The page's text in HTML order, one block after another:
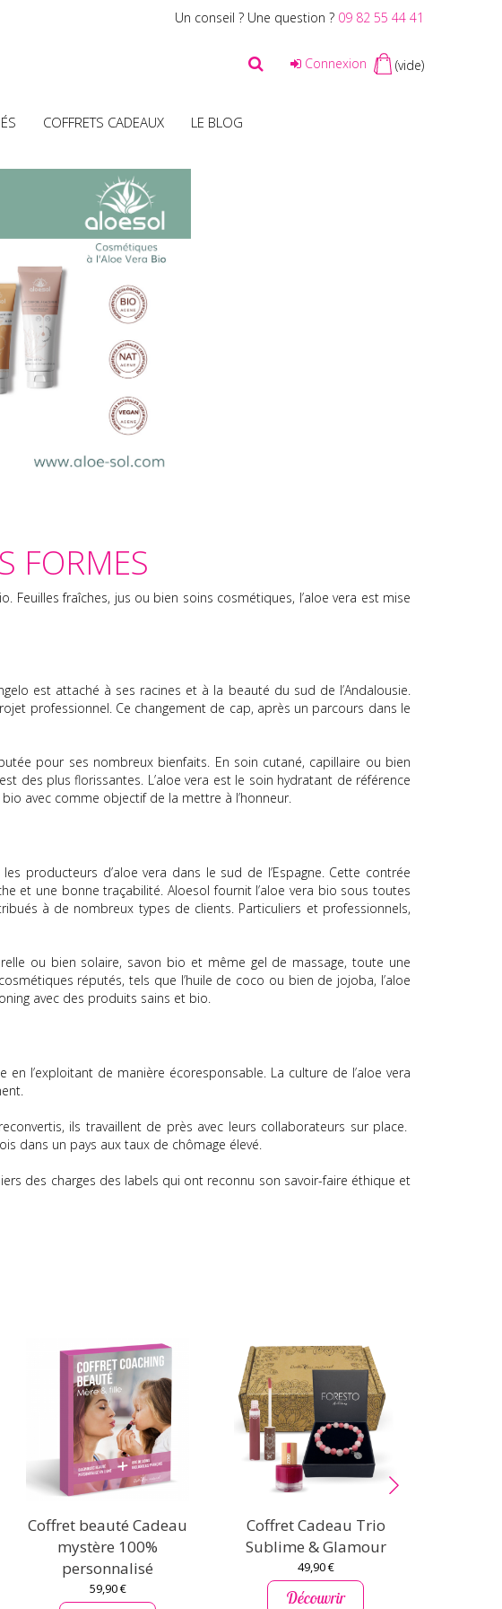
Un conseil ? Une question ? 09 82 55 44 41
Connexion (vide)
COFFRETS CADEAUX LE BLOG
FORMES
fraîches, jus ou bien soins cosmétiques, l’aloe vera est mise
est attaché à ses racines et à la beauté du sud de l’Andalousie.
professionnel. Ce changement de cap, après un parcours dans le
pour ses nombreux bienfaits. En soin cutané, capillaire ou bien
des plus florissantes. L’aloe vera est le soin hydratant de référence
avec comme objectif de la mettre à l’honneur.
producteurs d’aloe vera dans le sud de l’Espagne. Cette contrée
et une bonne traçabilité. Aloesol fournit l’aloe vera bio sous toutes
à de nombreux types de clients. Particuliers et professionnels,
ou bien solaire, savon bio et même gel de massage, toute une
réputés, tels que l’huile de coco ou bien de jojoba, l’aloe
avec des produits sains et bio.
l’exploitant de manière écoresponsable. La culture de l’aloe vera
ils travaillent de près avec leurs collaborateurs sur place.
dans un pays aux taux de chômage élevé.
des charges des labels qui ont reconnu son savoir-faire éthique et
Coffret beauté Cadeau
mystère 100%
personnalisé
59,90 €
Coffret Cadeau Trio
Sublime & Glamour
49,90 €
Découvrir